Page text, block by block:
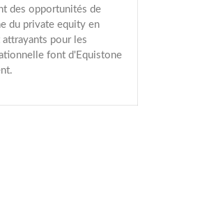
des opportunités de
du private equity en
pour les
font d'Equistone